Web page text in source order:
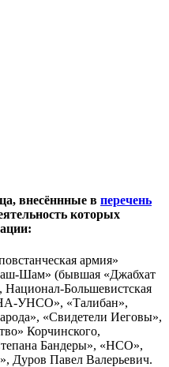
внесённные в перечень
которых
армия»
Шам» (бывшая «Джабхат
Большевистская
УНСО», «Талибан»,
«Свидетели Иеговы»,
Корчинского,
Бандеры», «НСО»,
Дуров Павел Валерьевич.